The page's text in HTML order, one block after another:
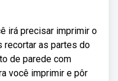
irá precisar imprimir o
recortar as partes do
de parede com
você imprimir e pôr